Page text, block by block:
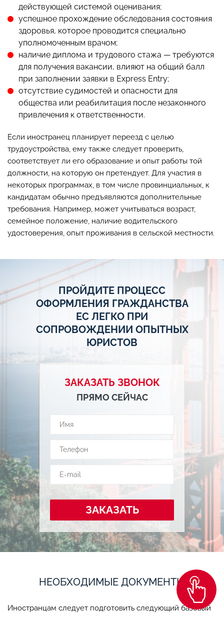
действующей системой оценивания;
успешное прохождение обследования состояния
здоровья, которое проводится специально
уполномоченным врачом;
наличие диплома и трудового стажа — требуются
для получения вакансии, влияют на общий балл
при заполнении заявки в Express Entry;
отсутствие судимостей и опасности для
общества или реабилитация после незаконного
привлечения к ответственности.
Если иностранец планирует переезд с целью
трудоустройства, ему также следует проверить,
соответствует ли его образование и опыт работы той
должности, на которую он претендует. Для участия в
некоторых программах, в том числе провинциальных, к
кандидатам обычно предъявляются дополнительные
требования. Например, может учитываться возраст,
семейное положение, наличие водительского
удостоверения, опыт проживания в сельской местности.
ПРОЙДИТЕ ПРОЦЕСС
ОФОРМЛЕНИЯ ГРАЖДАНСТВА
ЕС ЛЕГКО ПРИ
СОПРОВОЖДЕНИИ ОПЫТНЫХ
ЮРИСТОВ
ЗАКАЗАТЬ ЗВОНОК
ПРЯМО СЕЙЧАС
ЗАКАЗАТЬ
НЕОБХОДИМЫЕ ДОКУМЕНТЫ
Иностранцам следует подготовить следующий базовый